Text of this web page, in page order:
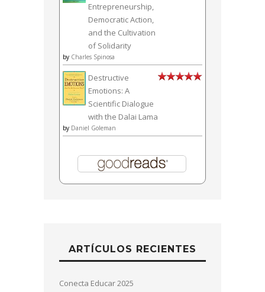
Entrepreneurship,
Democratic Action,
and the Cultivation
of Solidarity
by Charles Spinosa
Destructive
Emotions: A
Scientific Dialogue
with the Dalai Lama
by Daniel Goleman
ARTÍCULOS RECIENTES
Conecta Educar 2025